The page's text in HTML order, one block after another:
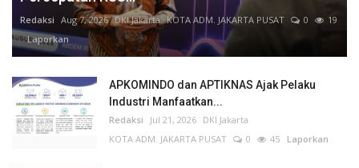
Redaksi Aug 7, 2026 DKI Jakarta KOTA ADM. JAKARTA PUSAT 0
19
Laporkan
APKOMINDO dan APTIKNAS Ajak Pelaku
Industri Manfaatkan...
Redaksi Jul 21, 2026 DKI Jakarta
KOTA ADM. JAKARTA PUSAT
0 45 Laporkan